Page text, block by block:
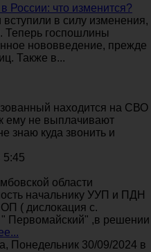
что изменится?
в силу изменения,
Теперь госпошлины
нововведение, прежде
Также в...
находится на СВО
ему не выплачивают
знаю куда звонить и
5:45
области
начальнику УУП и ПДН
( дислокация с.
,в решении
Понедельник 30/09/2024 в